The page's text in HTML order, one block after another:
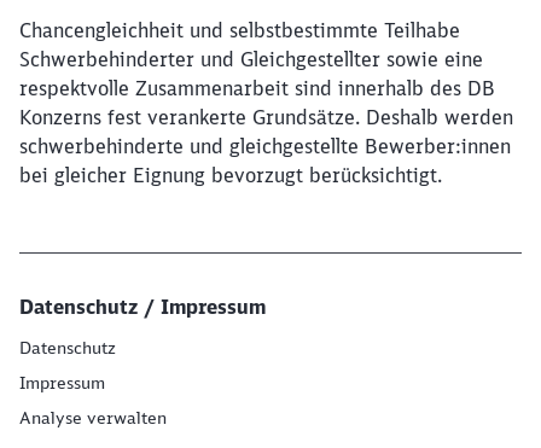
Chancengleichheit und selbstbestimmte Teilhabe
Schwerbehinderter und Gleichgestellter sowie eine
respektvolle Zusammenarbeit sind innerhalb des DB
Konzerns fest verankerte Grundsätze. Deshalb werden
schwerbehinderte und gleichgestellte Bewerber:innen
bei gleicher Eignung bevorzugt berücksichtigt.
Datenschutz / Impressum
Datenschutz
Impressum
Analyse verwalten